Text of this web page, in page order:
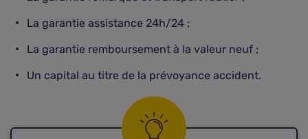
La garantie assistance 24h/24 ;
La garantie remboursement à la valeur neuf ;
Un capital au titre de la prévoyance accident.